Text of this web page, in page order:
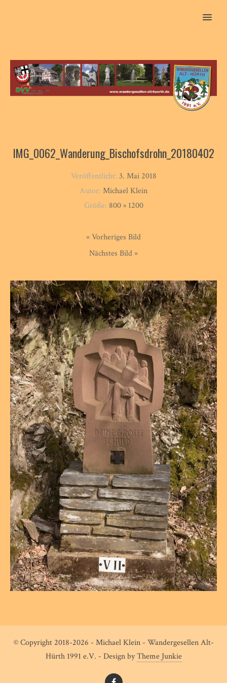
MENU
IMG_0062_Wanderung_Bischofsdrohn_20180402
Veröffentlicht: 3. Mai 2018
Autor: Michael Klein
Größe: 800 × 1200
« Vorheriges Bild
Nächstes Bild »
© Copyright 2018-2026 - Michael Klein - Wandergesellen Alt-
Hürth 1991 e.V. - Design byTheme Junkie